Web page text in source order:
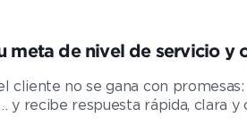
meta de nivel de servicio y
cliente no se gana con promesas:
y recibe respuesta rápida, clara y